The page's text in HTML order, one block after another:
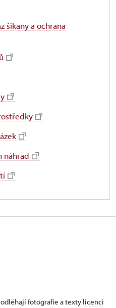
šikany a ochrana
náhrad
fotografie a texty licenci